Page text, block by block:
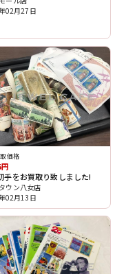
02月27日
価格
手をお買取り致しました!
ウン八女店
02月13日